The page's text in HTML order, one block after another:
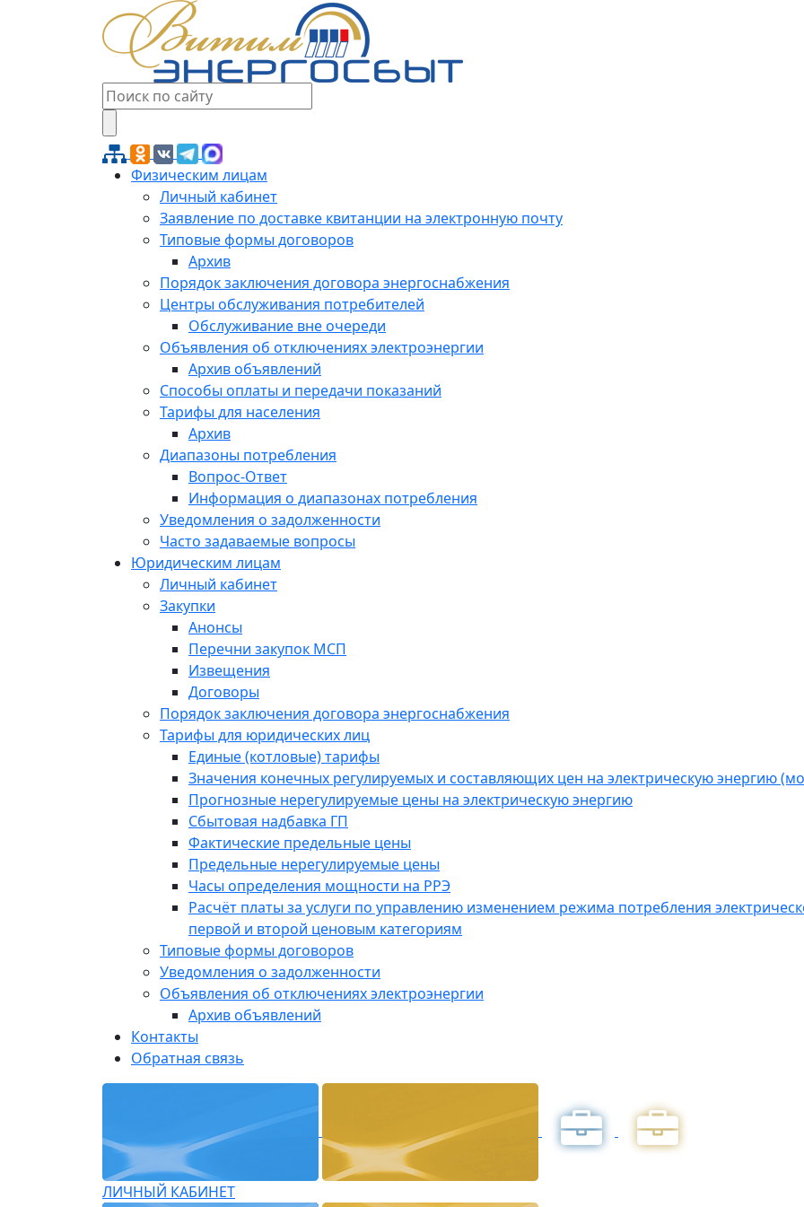
Физическим лицам
Личный кабинет
Заявление по доставке квитанции на электронную почту
Типовые формы договоров
Архив
Порядок заключения договора энергоснабжения
Центры обслуживания потребителей
Обслуживание вне очереди
Объявления об отключениях электроэнергии
Архив объявлений
Способы оплаты и передачи показаний
Тарифы для населения
Архив
Диапазоны потребления
Вопрос-Ответ
Информация о диапазонах потребления
Уведомления о задолженности
Часто задаваемые вопросы
Юридическим лицам
Личный кабинет
Закупки
Анонсы
Перечни закупок МСП
Извещения
Договоры
Порядок заключения договора энергоснабжения
Тарифы для юридических лиц
Единые (котловые) тарифы
Значения конечных регулируемых и составляющих цен на электрическую энергию
Прогнозные нерегулируемые цены на электрическую энергию
Сбытовая надбавка ГП
Фактические предельные цены
Предельные нерегулируемые цены
Часы определения мощности на РРЭ
Расчёт платы за услуги по управлению изменением режима потребления
первой и второй ценовым категориям
Типовые формы договоров
Уведомления о задолженности
Объявления об отключениях электроэнергии
Архив объявлений
Контакты
Обратная связь
ЛИЧНЫЙ КАБИНЕТ